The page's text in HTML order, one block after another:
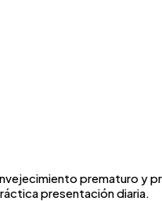
prematuro y
presentación diaria.